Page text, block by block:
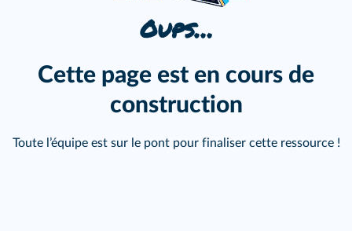
Oups…
Cette page est en cours de
construction
Toute l’équipe est sur le pont pour finaliser cette ressource !